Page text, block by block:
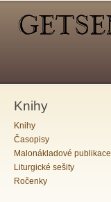
Knihy
Knihy
Časopisy
Malonákladové publikace
Liturgické sešity
Ročenky